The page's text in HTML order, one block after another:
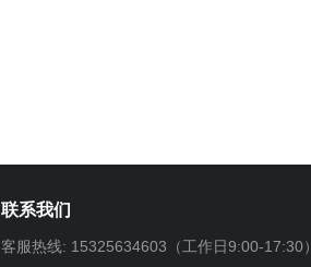
联系我们
客服热线: 15325634603（工作日9:00-17:30）